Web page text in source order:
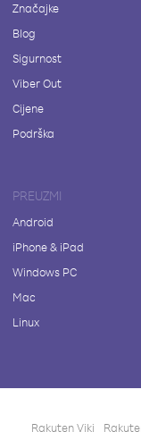
Značajke
Blog
Sigurnost
Viber Out
Cijene
Podrška
PREUZMI
Android
iPhone & iPad
Windows PC
Mac
Linux
Rakuten Viki